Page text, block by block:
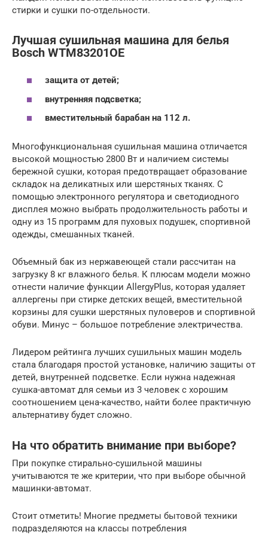
стирки и сушки по-отдельности.
Лучшая сушильная машина для белья
Bosch WTM83201OE
защита от детей;
внутренняя подсветка;
вместительный барабан на 112 л.
Многофункциональная сушильная машина отличается
высокой мощностью 2800 Вт и наличием системы
бережной сушки, которая предотвращает образование
складок на деликатных или шерстяных тканях. С
помощью электронного регулятора и светодиодного
дисплея можно выбрать продолжительность работы и
одну из 15 программ для пуховых подушек, спортивной
одежды, смешанных тканей.
Объемный бак из нержавеющей стали рассчитан на
загрузку 8 кг влажного белья. К плюсам модели можно
отнести наличие функции AllergyPlus, которая удаляет
аллергены при стирке детских вещей, вместительной
корзины для сушки шерстяных пуловеров и спортивной
обуви. Минус – большое потребление электричества.
Лидером рейтинга лучших сушильных машин модель
стала благодаря простой установке, наличию защиты от
детей, внутренней подсветке. Если нужна надежная
сушка-автомат для семьи из 3 человек с хорошим
соотношением цена-качество, найти более практичную
альтернативу будет сложно.
На что обратить внимание при выборе?
При покупке стирально-сушильной машины
учитываются те же критерии, что при выборе обычной
машинки-автомат.
Стоит отметить! Многие предметы бытовой техники
подразделяются на классы потребления